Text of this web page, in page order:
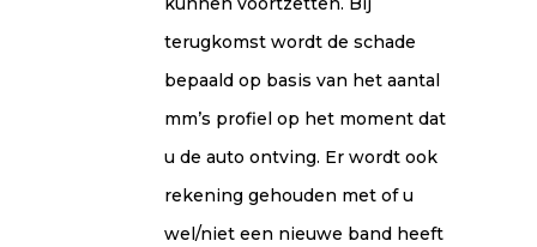
terugkomst wordt de schade
bepaald op basis van het aantal
mm’s profiel op het moment dat
u de auto ontving. Er wordt ook
rekening gehouden met of u
wel/niet een nieuwe band heeft